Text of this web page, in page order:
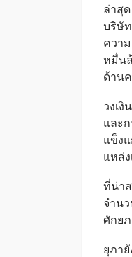
ล่าสุ
บริษั
ความ
หมื่น
ด้าน
วงเ
และ
แข็ง
แหล่
ที่น่า
จำน
ศักย
ยุภา